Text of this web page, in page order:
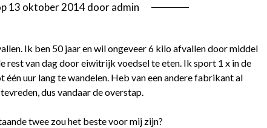
13 oktober 2014dooradmin
Ik ben 50 jaar en wil ongeveer 6 kilo afvallen door middel
rest van dag door eiwitrijk voedsel te eten. Ik sport 1 x in de
uur lang te wandelen. Heb van een andere fabrikant al
dus vandaar de overstap.
twee zou het beste voor mij zijn?